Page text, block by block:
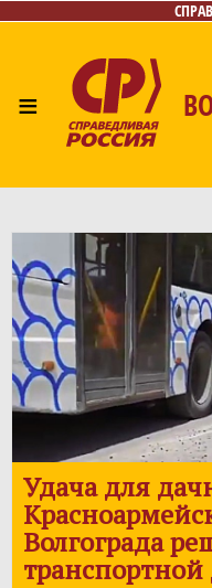
≡
Удача для
Волгограда